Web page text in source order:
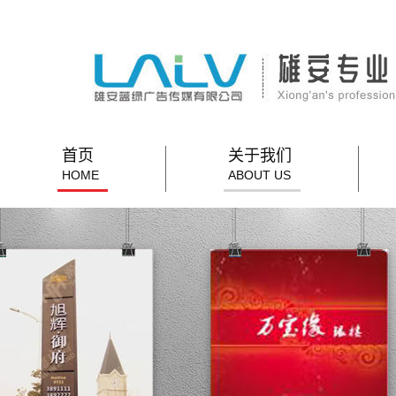
首页
HOME
关于我们
ABOUT US